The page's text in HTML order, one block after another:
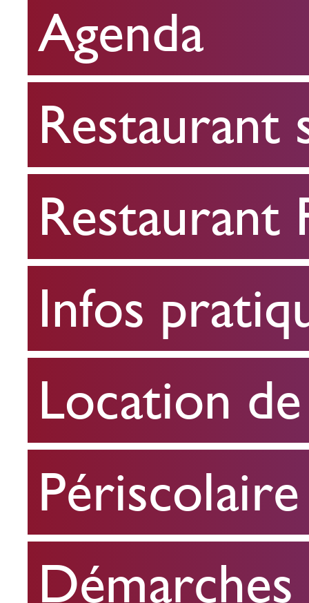
Restaurant
scolaire
Restaurant
FPA
Infos
pratiques
Location
de
salle
Périscolaire
Agenda
Restaurant
Restaurant
Infos
Location
Périscolaire